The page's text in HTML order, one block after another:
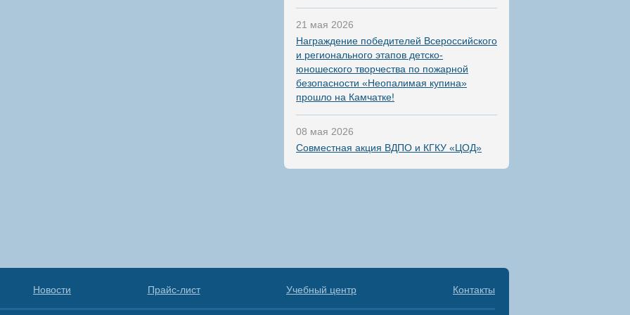
21 мая 2026
Награждение победителей Всероссийского
и регионального этапов детско-
юношеского творчества по пожарной
безопасности «Неопалимая купина»
прошло на Камчатке!
08 мая 2026
Совместная акция ВДПО и КГКУ «ЦОД»
Новости Прайс-лист Учебный центр Контакты